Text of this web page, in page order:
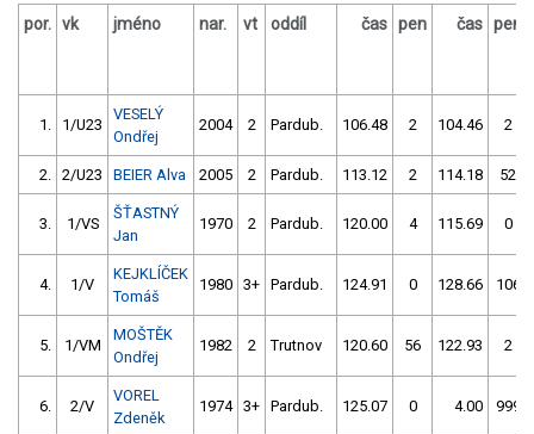
por. vk jméno nar. vt oddíl čas pen čas pen
1. 1/U23
VESELÝ
Ondřej
2004 2 Pardub. 106.48 2 104.46 2
2. 2/U23 BEIER Alva 2005 2 Pardub. 113.12 2 114.18 52
3. 1/VS
ŠŤASTNÝ
Jan
1970 2 Pardub. 120.00 4 115.69 0
4. 1/V
KEJKLÍČEK
Tomáš
1980 3+ Pardub. 124.91 0 128.66 106
5. 1/VM
MOŠTĚK
Ondřej
1982 2 Trutnov 120.60 56 122.93 2
6. 2/V
VOREL
Zdeněk
1974 3+ Pardub. 125.07 0 4.00 999